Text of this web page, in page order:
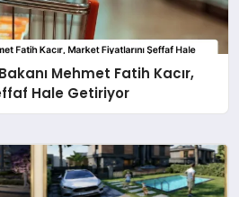
Mehmet Fatih Kacır,
Hale Getiriyor